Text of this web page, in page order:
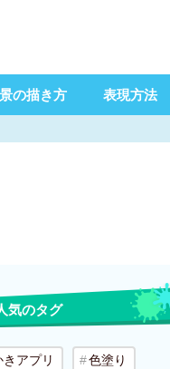
の描き方 表現方法
気のタグ
アプリ 色塗り